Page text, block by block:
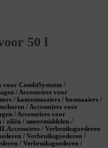
50 l
voor CombiSysteem /
/ Accessoires voor
/ kantenmaaiers / bosmaaiers /
/ Accessoires voor
/ Accessoires voor
oliën / smeermiddelen /
Accessoires / Verbruiksgoederen
/ Verbruiksgoederen /
/ Verbruiksgoederen /